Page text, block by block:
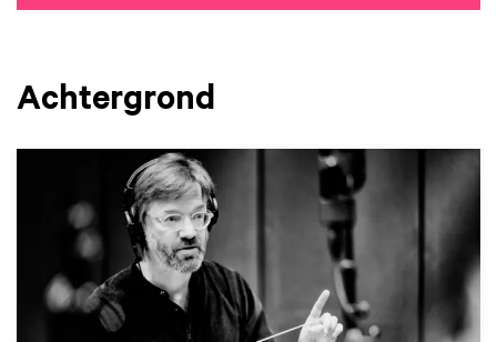
Achtergrond